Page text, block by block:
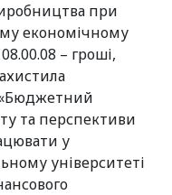
при
економічному
– гроші,
та перспективи
у
університеті